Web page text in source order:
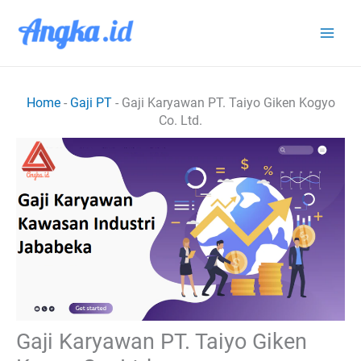
Home- Gaji PT- Gaji Karyawan PT. Taiyo Giken Kogyo
Co. Ltd.
Gaji Karyawan PT. Taiyo Giken